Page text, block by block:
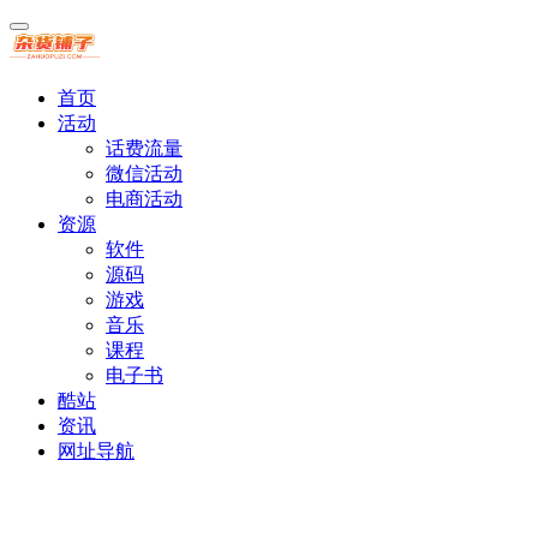
首页
活动
话费流量
微信活动
电商活动
资源
软件
源码
游戏
音乐
课程
电子书
酷站
资讯
网址导航